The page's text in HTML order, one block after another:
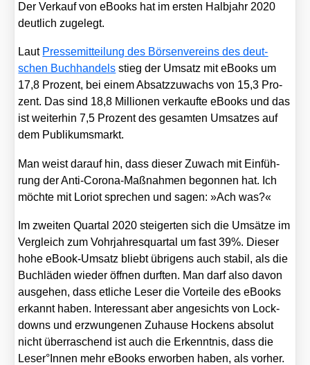
Der Ver­kauf von eBooks hat im ers­ten Halb­jahr 2020
deut­lich zuge­legt.
Laut Pres­se­mit­tei­lung des Bör­sen­ver­eins des deut­
schen Buch­han­dels stieg der Umsatz mit eBooks um
17,8 Pro­zent, bei einem Absatz­zu­wachs von 15,3 Pro­
zent. Das sind 18,8 Mil­lio­nen ver­kauf­te eBooks und das
ist wei­ter­hin 7,5 Pro­zent des gesam­ten Umsat­zes auf
dem Publi­kums­markt.
Man weist dar­auf hin, dass die­ser Zuwach mit Ein­füh­
rung der Anti-Coro­na-Maß­nah­men begon­nen hat. Ich
möch­te mit Lori­ot spre­chen und sagen: »Ach was?«
Im zwei­ten Quar­tal 2020 stei­ger­ten sich die Umsät­ze im
Ver­gleich zum Vohr­jah­res­quar­tal um fast 39%. Die­ser
hohe eBook-Umsatz bliebt übri­gens auch sta­bil, als die
Buch­lä­den wie­der öff­nen durf­ten. Man darf also davon
aus­ge­hen, dass etli­che Leser die Vor­tei­le des eBooks
erkannt haben. Inter­es­sant aber ange­sichts von Lock­
downs und erzwun­ge­nen Zuhau­se Hockens abso­lut
nicht über­ra­schend ist auch die Erkennt­nis, dass die
Leser°Innen mehr eBooks erwor­ben haben, als vor­her.